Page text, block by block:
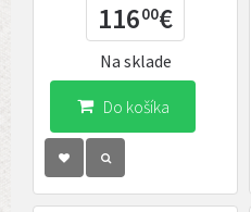
11600€
Do košíka
Na sklade